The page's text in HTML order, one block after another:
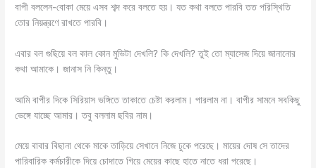
বাপী বললেন-বোকা মেয়ে এসব শব্দ করে বলতে হয়। যত কথা বলতে পারবি তত পরিস্থিতি
তোর নিয়ন্ত্রণে রাখতে পারবি।
এবার বল গুছিয়ে বল কাল কোন মুভিটা দেখলি? কি দেখলি? তুই তো ম্যাসেজ দিয়ে জানানোর
কথা আমাকে। জানাস নি কিন্তু।
আমি বাপীর দিকে সিরিয়াস ভঙ্গিতে তাকাতে চেষ্টা করলাম। পারলাম না। বাপীর সামনে সবকিছু
ভেঙ্গে যাচ্ছে আমার। তবু বললাম ছবির নাম।
মেয়ে বাবার বিছানা থেকে মাকে তাড়িয়ে সেখানে নিজে ঢুকে পরেছে। মায়ের দোষ সে তাদের
পারিবারিক কর্মচারীকে দিয়ে চোদাতে গিয়ে মেয়ের কাছে হাতে নাতে ধরা পরেছে।